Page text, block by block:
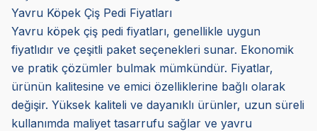
Yavru Köpek Çiş Pedi Fiyatları
Yavru köpek çiş pedi fiyatları, genellikle uygun
fiyatlıdır ve çeşitli paket seçenekleri sunar. Ekonomik
ve pratik çözümler bulmak mümkündür. Fiyatlar,
ürünün kalitesine ve emici özelliklerine bağlı olarak
değişir. Yüksek kaliteli ve dayanıklı ürünler, uzun süreli
kullanımda maliyet tasarrufu sağlar ve yavru